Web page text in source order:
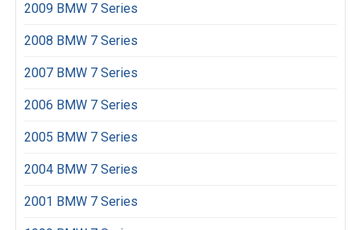
2009 BMW 7 Series
2008 BMW 7 Series
2007 BMW 7 Series
2006 BMW 7 Series
2005 BMW 7 Series
2004 BMW 7 Series
2001 BMW 7 Series